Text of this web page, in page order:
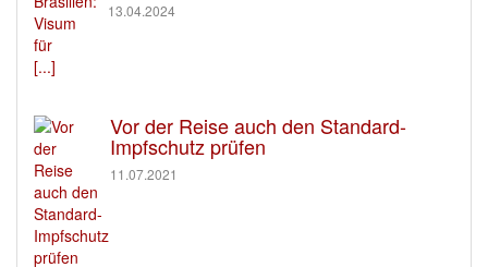
13.04.2024
[...]
Vor der Reise auch den Standard-
Impfschutz prüfen
11.07.2021